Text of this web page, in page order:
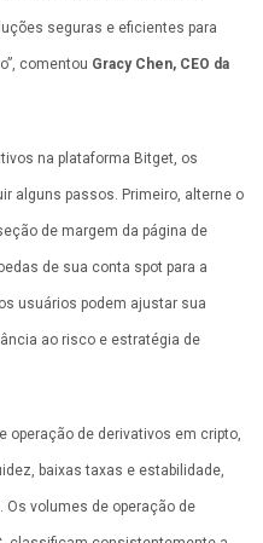
seguras e eficientes para
comentou Gracy Chen, CEO da
na plataforma Bitget, os
alguns passos. Primeiro, alterne o
de margem da página de
de sua conta spot para a
usuários podem ajustar sua
ao risco e estratégia de
operação de derivativos em cripto,
baixas taxas e estabilidade,
volumes de operação de